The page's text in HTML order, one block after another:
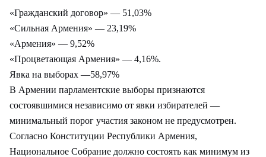
«Гражданский договор» — 51,03%
«Сильная Армения» — 23,19%
«Армения» — 9,52%
«Процветающая Армения» — 4,16%.
Явка на выборах —58,97%
В Армении парламентские выборы признаются
состоявшимися независимо от явки избирателей —
минимальный порог участия законом не предусмотрен.
Согласно Конституции Республики Армения,
Национальное Собрание должно состоять как минимум из